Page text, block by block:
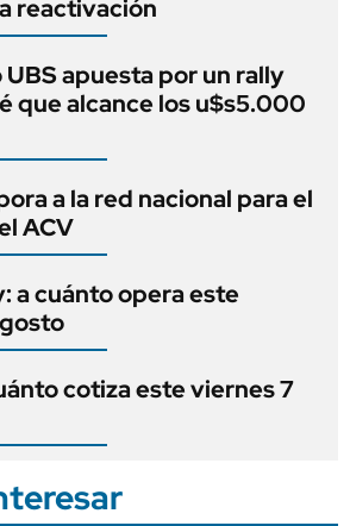
reactivación
UBS apuesta por un rally
que alcance los u$s5.000
a la red nacional para el
ACV
a cuánto opera este
cotiza este viernes 7